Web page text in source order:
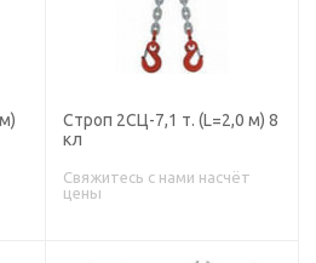
Строп 2СЦ-7,1 т. (L=2,0 м) 8
кл
Свяжитесь с нами насчёт
цены